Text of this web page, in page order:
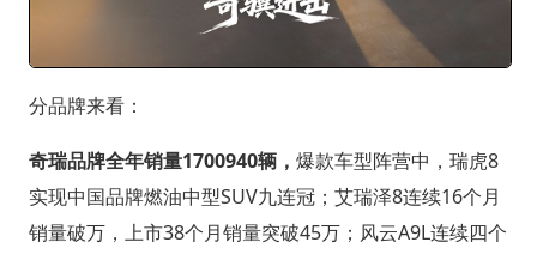
分品牌来看：
奇瑞品牌全年销量1700940辆， 爆款车型阵营中，瑞虎8
实现中国品牌燃油中型SUV九连冠；艾瑞泽8连续16个月
销量破万，上市38个月销量突破45万；风云A9L连续四个